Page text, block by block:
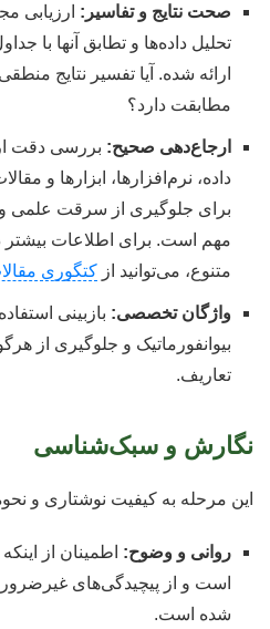
صحت نتایج و تفاسیر: ارزیابی
تحلیل داده‌ها و تطابق آنها با
ارائه شده. آیا تفسیر نتایج
مطابقت دارد؟
ارجاع‌دهی صحیح: بررسی دقت
داده، نرم‌افزارها، ابزارها و
برای جلوگیری از سرقت علمی و
مهم است. برای اطلاعات
متنوع، می‌توانید از کتگوری
واژگان تخصصی: بازبینی
بیوانفورماتیک و جلوگیری از
تعاریف.
نگارش و سبک‌شناسی
این مرحله به کیفیت نوشتاری و
روانی و وضوح: اطمینان از
است و از پیچیدگی‌های
شده است.